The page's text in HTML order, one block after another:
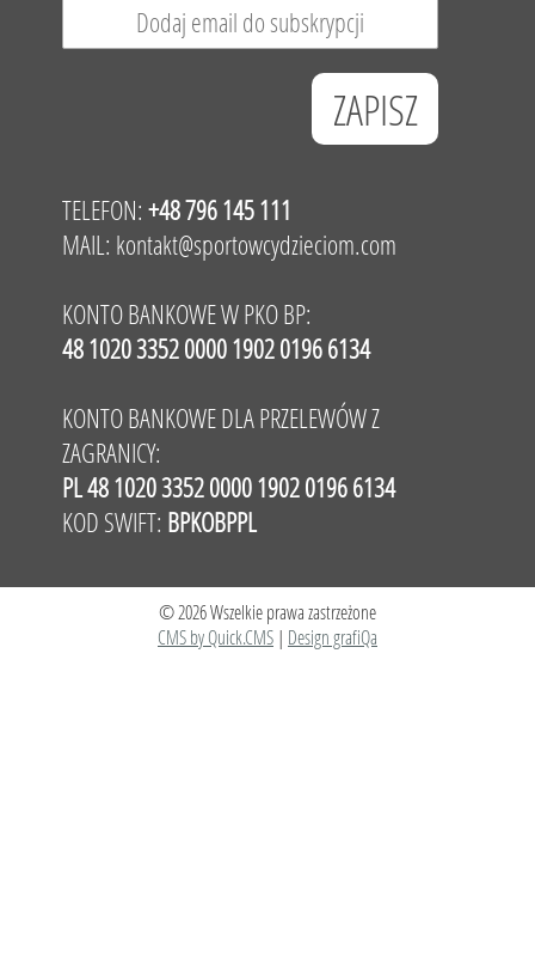
TELEFON: +48 796 145 111
MAIL: kontakt@sportowcydzieciom.com
KONTO BANKOWE W PKO BP:
48 1020 3352 0000 1902 0196 6134
KONTO BANKOWE DLA PRZELEWÓW Z
ZAGRANICY:
PL 48 1020 3352 0000 1902 0196 6134
KOD SWIFT: BPKOBPPL
© 2026 Wszelkie prawa zastrzeżone
CMS by Quick.CMS | Design grafiQa